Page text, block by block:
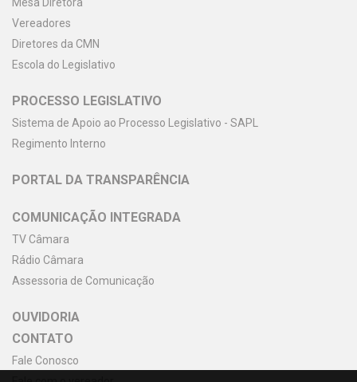
Mesa Diretora
Vereadores
Diretores da CMN
Escola do Legislativo
PROCESSO LEGISLATIVO
Sistema de Apoio ao Processo Legislativo - SAPL
Regimento Interno
PORTAL DA TRANSPARÊNCIA
COMUNICAÇÃO INTEGRADA
TV Câmara
Rádio Câmara
Assessoria de Comunicação
OUVIDORIA
CONTATO
Fale Conosco